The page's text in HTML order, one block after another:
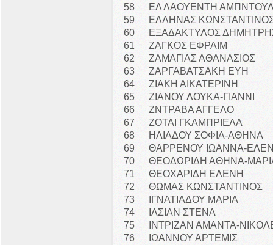
58
ΕΛ ΛΑΟΥΕΝΤΗ
59
ΕΛΛΗΝΑΣ
60
ΕΞΑΔΑΚΤΥΛΟΣ
61
ΖΑΓΚΟΣ ΕΦΡΑΙΜ
62
ΖΑΜΑΓΙΑΣ ΑΘΑΝΑΣΙΟΣ
63
ΖΑΡΓΑΒΑΤΣΑΚΗ ΕΥΗ
64
ΖΙΑΚΗ ΑΙΚΑΤΕΡΙΝΗ
65
ΖΙΑΝΟΥ ΛΟΥΚΑ-ΓΙΑΝΝΙ
66
ΖΝΤΡΑΒΑ ΑΓΓΕΛΟ
67
ΖΟΤΑΙ ΓΚΑΜΠΡΙΕΛΑ
68
ΗΛΙΑΔΟΥ ΣΟΦΙΑ-ΑΘΗΝΑ
69
ΘΑΡΡΕΝΟΥ ΙΩΑΝΝΑ-
70
ΘΕΟΔΩΡΙΔΗ ΑΘΗΝΑ-
71
ΘΕΟΧΑΡΙΔΗ ΕΛΕΝΗ
72
ΘΩΜΑΣ ΚΩΝΣΤΑΝΤΙΝΟΣ
73
ΙΓΝΑΤΙΑΔΟΥ ΜΑΡΙΑ
74
ΙΛΣΙΑΝ ΣΤΕΝΑ
75
ΙΝΤΡΙΖΑΝ ΑΜΑΝΤΑ-
76
ΙΩΑΝΝΟΥ ΑΡΤΕΜΙΣ